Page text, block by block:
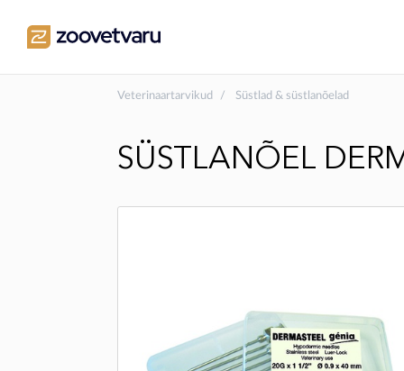
Veterinaartarvikud Süstlad & süstlanõelad
SÜSTLANÕEL